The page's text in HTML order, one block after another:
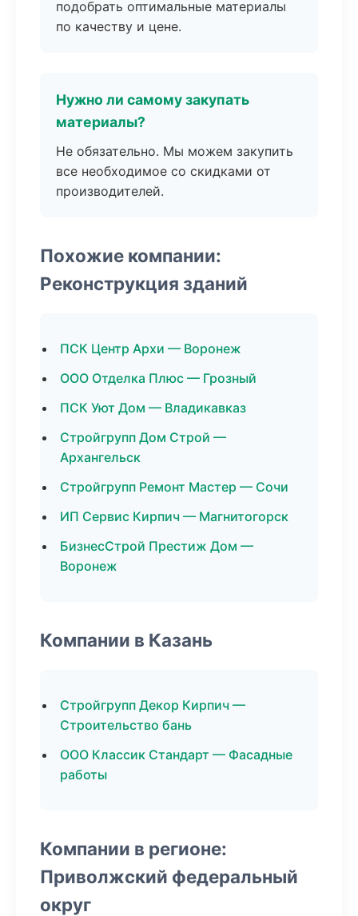
подобрать оптимальные материалы
по качеству и цене.
Нужно ли самому закупать
материалы?
Не обязательно. Мы можем закупить
все необходимое со скидками от
производителей.
Похожие компании:
Реконструкция зданий
ПСК Центр Архи — Воронеж
ООО Отделка Плюс — Грозный
ПСК Уют Дом — Владикавказ
Стройгрупп Дом Строй —
Архангельск
Стройгрупп Ремонт Мастер — Сочи
ИП Сервис Кирпич — Магнитогорск
БизнесСтрой Престиж Дом —
Воронеж
Компании в Казань
Стройгрупп Декор Кирпич —
Строительство бань
ООО Классик Стандарт — Фасадные
работы
Компании в регионе:
Приволжский федеральный
округ